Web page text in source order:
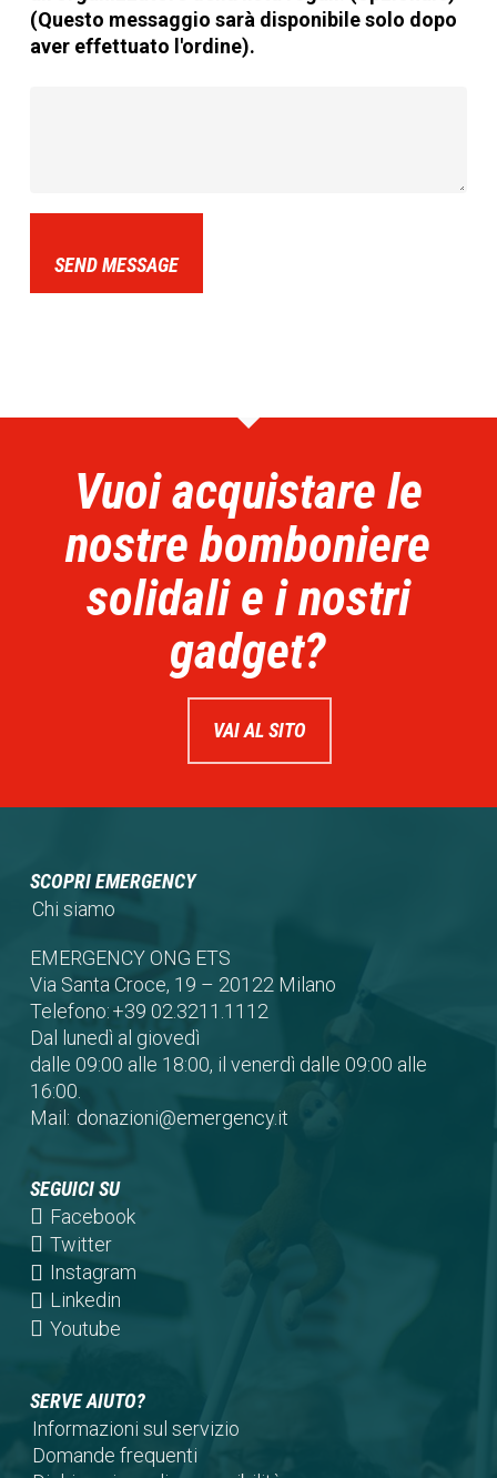
(Questo messaggio sarà disponibile solo dopo
aver effettuato l'ordine).
SEND MESSAGE
Vuoi acquistare le
nostre bomboniere
solidali e i nostri
gadget?
VAI AL SITO
SCOPRI EMERGENCY
Chi siamo
EMERGENCY ONG ETS
Via Santa Croce, 19 – 20122 Milano
Telefono:+39 02.3211.1112
Dal lunedì al giovedì
dalle 09:00 alle 18:00, il venerdì dalle 09:00 alle
16:00.
Mail: donazioni@emergency.it
SEGUICI SU
Facebook(opens
a
Twitter(opens
in
a
new
Instagram(opens
Linkedin(opens
in
tab)
Youtube(opens
new
tab)
SERVE AIUTO?
Informazioni sul servizio
Domande frequenti